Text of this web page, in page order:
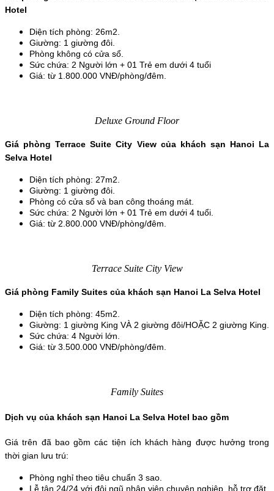
Hotel
Diện tích phòng: 26m2.
Giường: 1 giường đôi.
Phòng không có cửa sổ.
Sức chứa: 2 Người lớn + 01 Trẻ em dưới 4 tuổi
Giá: từ 1.800.000 VNĐ/phòng/đêm.
Deluxe Ground Floor
Giá phòng Terrace Suite City View của khách sạn Hanoi La
Selva Hotel
Diện tích phòng: 27m2.
Giường: 1 giường đôi.
Phòng có cửa sổ và ban công thoáng mát.
Sức chứa: 2 Người lớn + 01 Trẻ em dưới 4 tuổi.
Giá: từ 2.800.000 VNĐ/phòng/đêm.
Terrace Suite City View
Giá phòng Family Suites của khách sạn Hanoi La Selva Hotel
Diện tích phòng: 45m2.
Giường: 1 giường King VÀ 2 giường đôi/HOẶC 2 giường King.
Sức chứa: 4 Người lớn.
Giá: từ 3.500.000 VNĐ/phòng/đêm.
Family Suites
Dịch vụ của khách sạn Hanoi La Selva Hotel bao gồm
Giá trên đã bao gồm các tiện ích khách hàng được hưởng trong
thời gian lưu trú:
Phòng nghỉ theo tiêu chuẩn 3 sao.
Lễ tân 24/24 với đội ngũ nhân viên chuyên nghiệp, hỗ trợ đặt